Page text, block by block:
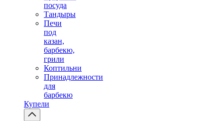
посуда
Тандыры
Печи
под
казан,
барбекю,
грили
Коптильни
Принадлежности
для
барбекю
Купели